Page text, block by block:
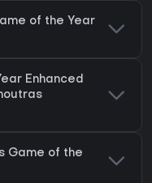
of the Year
Enhanced
Game of the